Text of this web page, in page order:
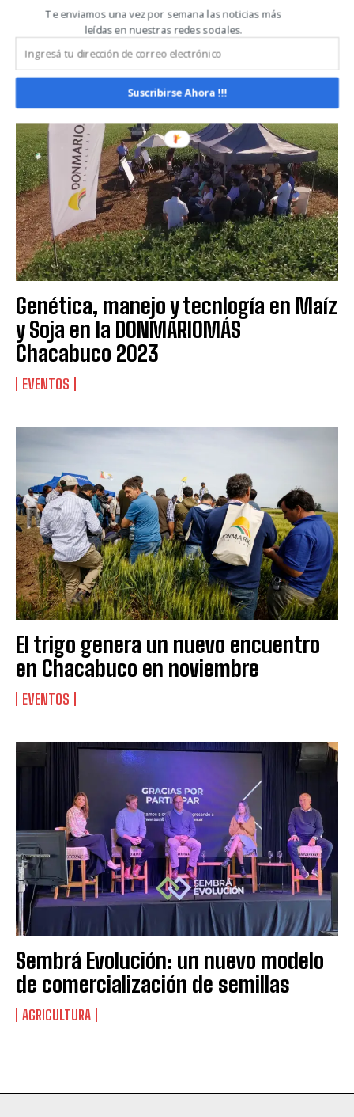
EXPOAGRO 2023
EXPOAGRO 2023
Genética, manejo y tecnlogía en Maíz
y Soja en la DONMARIOMÁS
Chacabuco 2023
EVENTOS
El trigo genera un nuevo encuentro
en Chacabuco en noviembre
EVENTOS
Sembrá Evolución: un nuevo modelo
de comercialización de semillas
AGRICULTURA
Te enviamos una vez por semana las noticias más
leídas en nuestras redes sociales.
Suscribirse Ahora !!!